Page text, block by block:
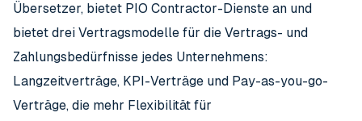
Übersetzer, bietet PIO Contractor-Dienste an und
bietet drei Vertragsmodelle für die Vertrags- und
Zahlungsbedürfnisse jedes Unternehmens:
Langzeitverträge, KPI-Verträge und Pay-as-you-go-
Verträge, die mehr Flexibilität für